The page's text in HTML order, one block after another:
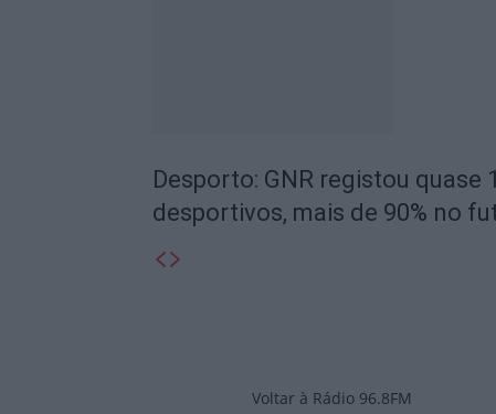
Desporto: GNR registou
desportivos, mais de 90% no
Voltar à Rádio 96.8FM